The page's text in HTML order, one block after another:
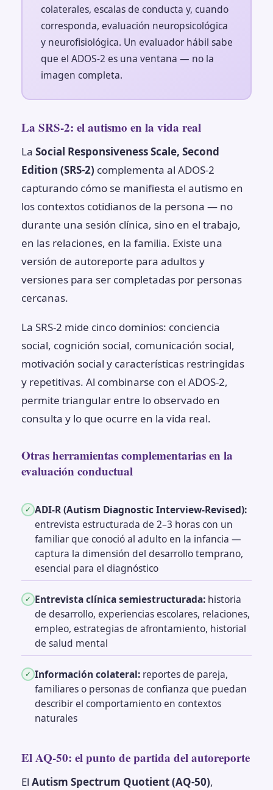
colaterales, escalas de conducta y, cuando
corresponda, evaluación neuropsicológica
y neurofisiológica. Un evaluador hábil sabe
que el ADOS-2 es una ventana — no la
imagen completa.
La SRS-2: el autismo en la vida real
La Social Responsiveness Scale, Second
Edition (SRS-2) complementa al ADOS-2
capturando cómo se manifiesta el autismo en
los contextos cotidianos de la persona — no
durante una sesión clínica, sino en el trabajo,
en las relaciones, en la familia. Existe una
versión de autoreporte para adultos y
versiones para ser completadas por personas
cercanas.
La SRS-2 mide cinco dominios: conciencia
social, cognición social, comunicación social,
motivación social y características restringidas
y repetitivas. Al combinarse con el ADOS-2,
permite triangular entre lo observado en
consulta y lo que ocurre en la vida real.
Otras herramientas complementarias en la
evaluación conductual
✓ ADI-R (Autism Diagnostic Interview-Revised):
entrevista estructurada de 2–3 horas con un
familiar que conoció al adulto en la infancia —
captura la dimensión del desarrollo temprano,
esencial para el diagnóstico
✓ Entrevista clínica semiestructurada: historia
de desarrollo, experiencias escolares, relaciones,
empleo, estrategias de afrontamiento, historial
de salud mental
✓ Información colateral: reportes de pareja,
familiares o personas de confianza que puedan
describir el comportamiento en contextos
naturales
El AQ-50: el punto de partida del autoreporte
El Autism Spectrum Quotient (AQ-50),